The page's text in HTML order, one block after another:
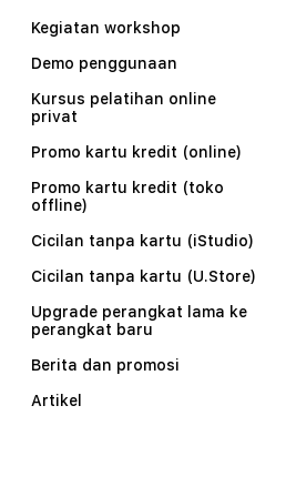
Kegiatan workshop
Demo penggunaan
Kursus pelatihan online
privat
Promo kartu kredit (online)
Promo kartu kredit (toko
offline)
Cicilan tanpa kartu (iStudio)
Cicilan tanpa kartu (U.Store)
Upgrade perangkat lama ke
perangkat baru
Berita dan promosi
Artikel